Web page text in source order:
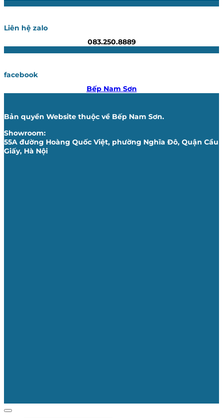
Liên hệ zalo
083.250.8889
facebook
Bếp Nam Sơn
Bản quyền Website thuộc về Bếp Nam Sơn.
Showroom:
55A đường Hoàng Quốc Việt, phường Nghĩa Đô, Quận Cầu
Giấy, Hà Nội